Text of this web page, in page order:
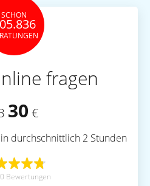
SCHON
fragen
30 €
durchschnittlich 2 Stunden
Bewertungen